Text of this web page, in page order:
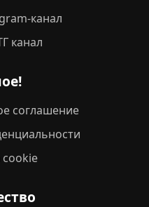
канал
канал
соглашение
cookie